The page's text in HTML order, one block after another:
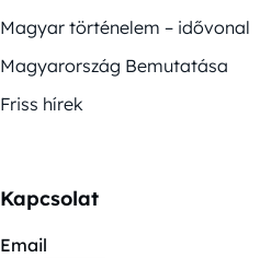
Magyar történelem – idővonal
Magyarország Bemutatása
Friss hírek
Kapcsolat
Email